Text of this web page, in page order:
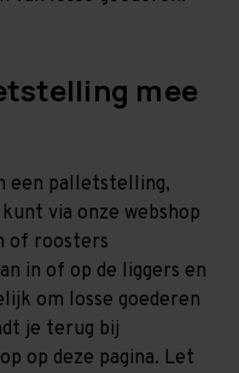
mee
een palletstelling,
via onze webshop
of roosters
in of op de liggers en
om losse goederen
je terug bij
op deze pagina. Let